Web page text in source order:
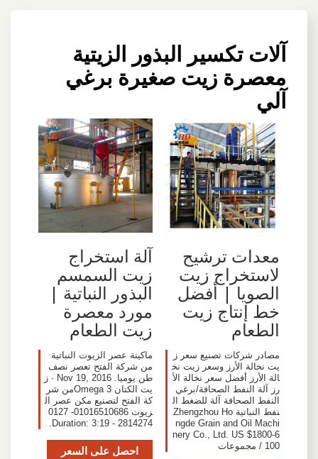
آلات تكسير البذور الزيتية
معصرة زيت صغيرة برغي
آلي
معدات ترشيح
لاستخراج زيت
الصويا | أفضل
خط إنتاج زيت
الطعام
مصادر شركات تصنيع سعر ز
يت نخالة الأرز وسعر زيت نخ
الة الأرز أفضل سعر نخالة الأ
رز آلة النفط الصحافة/برغي
النفط الصحافة آلة للضغط ال
نفط النباتية Zhengzhou Ho
ngde Grain and Oil Machi
nery Co., Ltd. US $1800-6
100 / مجموعات
آلة استخراج
زيت السمسم
البذور النباتية |
مورد معصرة
زيت الطعام
‫ماكينة عصر الزيوت النباتية
من شركة الفتح تعصر نصف
طن يوميا. Nov 19, 2016 · ز
يت الكتان Omega 3من شر
كة الفتح لتصنيع مكن عصر ال
زيوت 01016510686- 0127
2814274 - Duration: 3:19.
احصل على السعر